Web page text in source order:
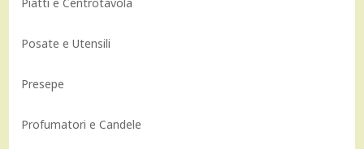
Posate e Utensili
Presepe
Profumatori e Candele